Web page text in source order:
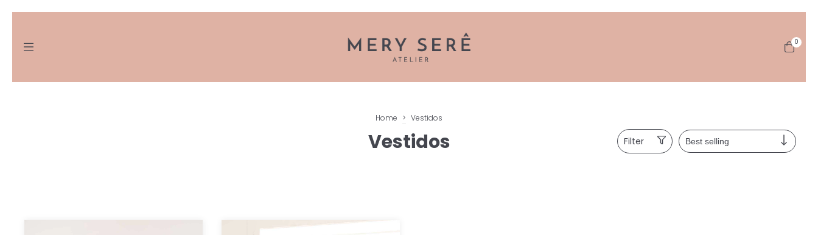
0
Home > Vestidos
Vestidos Filter